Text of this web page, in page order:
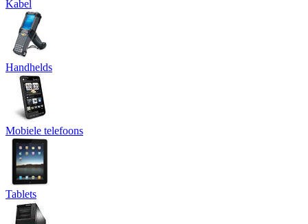
Kabel
Handhelds
Mobiele telefoons
Tablets